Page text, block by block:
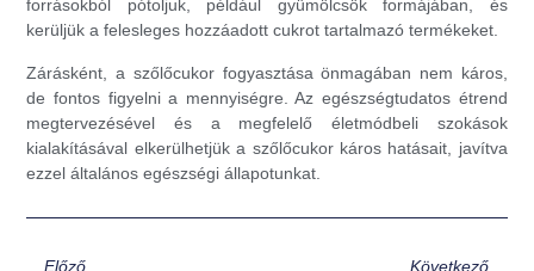
forrásokból pótoljuk, például gyümölcsök formájában, és
kerüljük a felesleges hozzáadott cukrot tartalmazó termékeket.
Zárásként, a szőlőcukor fogyasztása önmagában nem káros,
de fontos figyelni a mennyiségre. Az egészségtudatos étrend
megtervezésével és a megfelelő életmódbeli szokások
kialakításával elkerülhetjük a szőlőcukor káros hatásait, javítva
ezzel általános egészségi állapotunkat.
Előző Következő